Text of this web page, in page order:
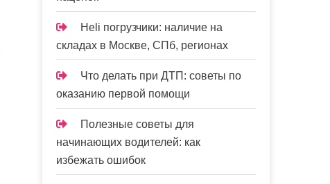
Heli погрузчики: наличие на
складах в Москве, СПб, регионах
Что делать при ДТП: советы по
оказанию первой помощи
Полезные советы для
начинающих водителей: как
избежать ошибок